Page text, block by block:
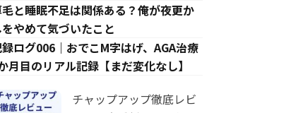
と睡眠不足は関係ある？俺が夜更か
をやめて気づいたこと
ログ006｜おでこM字はげ、AGA治療
月目のリアル記録【まだ変化なし】
チャップアップ徹底レビ